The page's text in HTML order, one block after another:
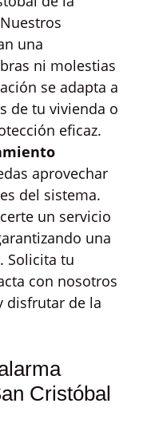
una
ni molestias
se adapta a
de tu vivienda o
eficaz.
aprovechar
del sistema.
un servicio
una
Solicita tu
con nosotros
disfrutar de la
Cristóbal